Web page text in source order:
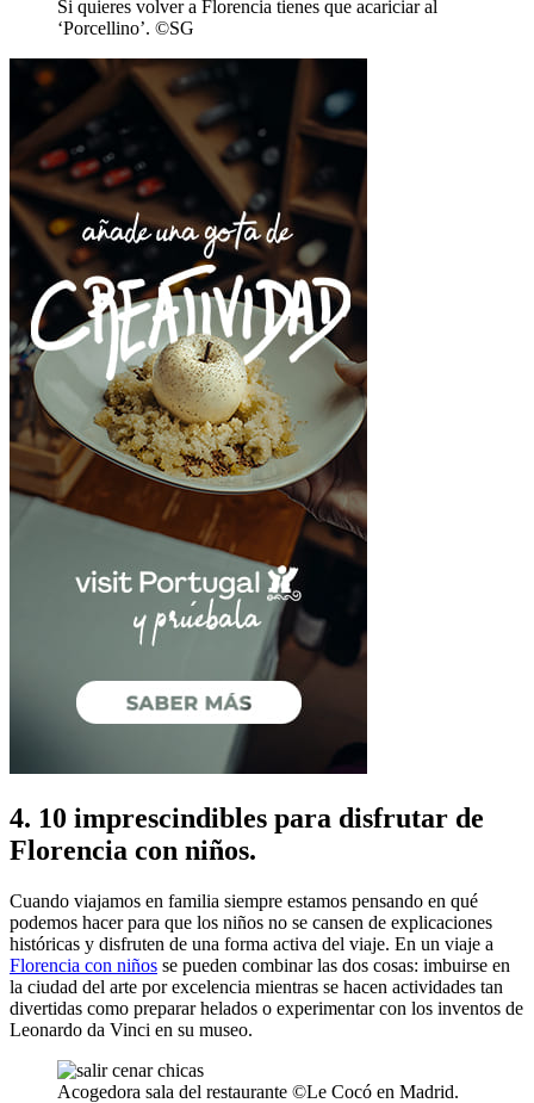
Si quieres volver a Florencia tienes que acariciar al
‘Porcellino’. ©SG
4. 10 imprescindibles para disfrutar de
Florencia con niños.
Cuando viajamos en familia siempre estamos pensando en qué
podemos hacer para que los niños no se cansen de explicaciones
históricas y disfruten de una forma activa del viaje. En un viaje a
Florencia con niños se pueden combinar las dos cosas: imbuirse en
la ciudad del arte por excelencia mientras se hacen actividades tan
divertidas como preparar helados o experimentar con los inventos de
Leonardo da Vinci en su museo.
Acogedora sala del restaurante ©Le Cocó en Madrid.